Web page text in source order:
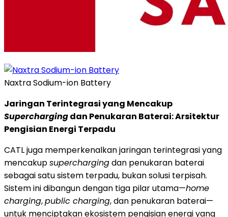
Naxtra Sodium-ion Battery
Jaringan Terintegrasi yang Mencakup
Superchargingdan Penukaran Baterai: Arsitektur
Pengisian Energi Terpadu
CATL juga memperkenalkan jaringan terintegrasi yang
mencakupsuperchargingdan penukaran baterai
sebagai satu sistem terpadu, bukan solusi terpisah.
Sistem ini dibangun dengan tiga pilar utama—home
charging,public charging, dan penukaran baterai—
untuk menciptakan ekosistem pengisian energi yang